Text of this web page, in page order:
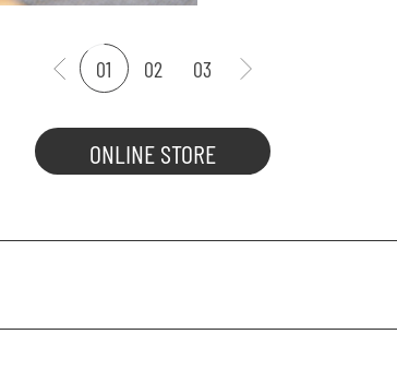
01 02 03
ONLINE STORE